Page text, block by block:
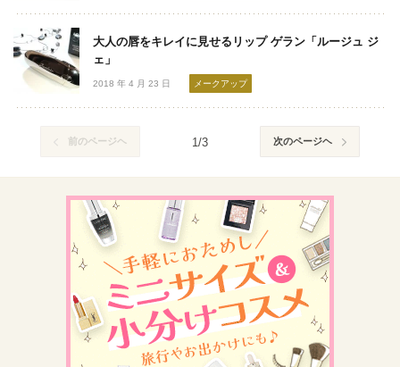
大人の唇をキレイに見せるリップ ゲラン「ルージュ ジ
ェ」
2018 年 4 月 23 日 メークアップ
前のページヘ 1/3 次のページヘ